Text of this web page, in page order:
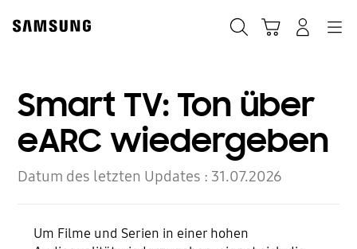
content
accessibility
Smart TV: Ton über
eARC wiedergeben
Datum des letzten Updates : 31.07.2026
Um Filme und Serien in einer hohen